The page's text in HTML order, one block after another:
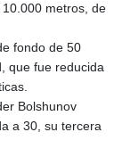
metros, de
fondo de 50
que fue reducida
Bolshunov
a 30, su tercera